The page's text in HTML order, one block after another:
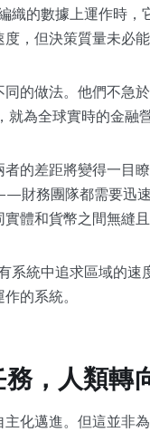
織的數據上運作時
，但決策質量未必能
的做法。他們不急
就為全球實時的金融
者的差距將變得一
財務團隊都需要迅
體和貨幣之間無縫
系統中追求區域的
的系統。
，人類轉
化邁進。但這並非